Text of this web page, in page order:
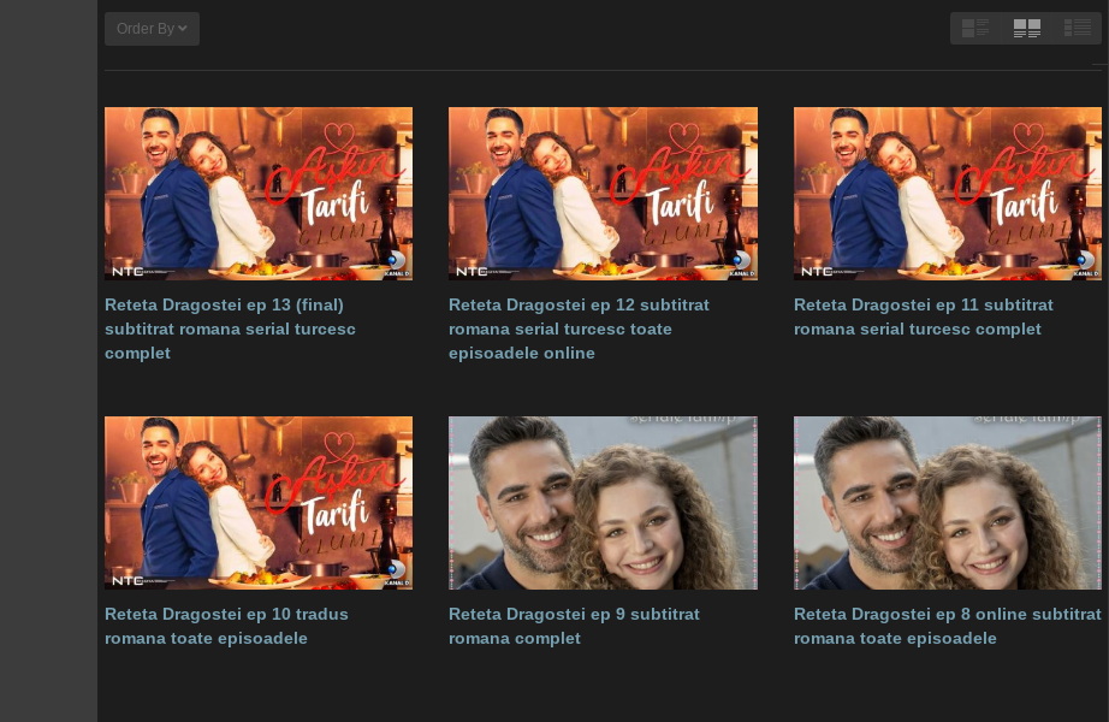
Order By
Reteta Dragostei ep 13 (final)
subtitrat romana serial turcesc
complet
Reteta Dragostei ep 12 subtitrat
romana serial turcesc toate
episoadele online
Reteta Dragostei ep 11 subtitrat
romana serial turcesc complet
Reteta Dragostei ep 10 tradus
romana toate episoadele
Reteta Dragostei ep 9 subtitrat
romana complet
Reteta Dragostei ep 8 online subtitrat
romana toate episoadele